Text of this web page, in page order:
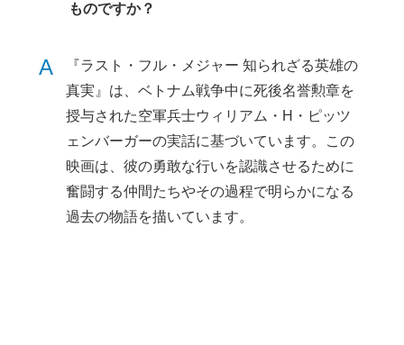
ものですか？
A
『ラスト・フル・メジャー 知られざる英雄の
真実』は、ベトナム戦争中に死後名誉勲章を
授与された空軍兵士ウィリアム・H・ピッツ
ェンバーガーの実話に基づいています。この
映画は、彼の勇敢な行いを認識させるために
奮闘する仲間たちやその過程で明らかになる
過去の物語を描いています。